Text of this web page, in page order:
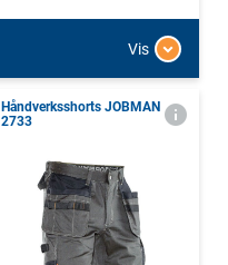
Vis
Håndverksshorts JOBMAN
2733